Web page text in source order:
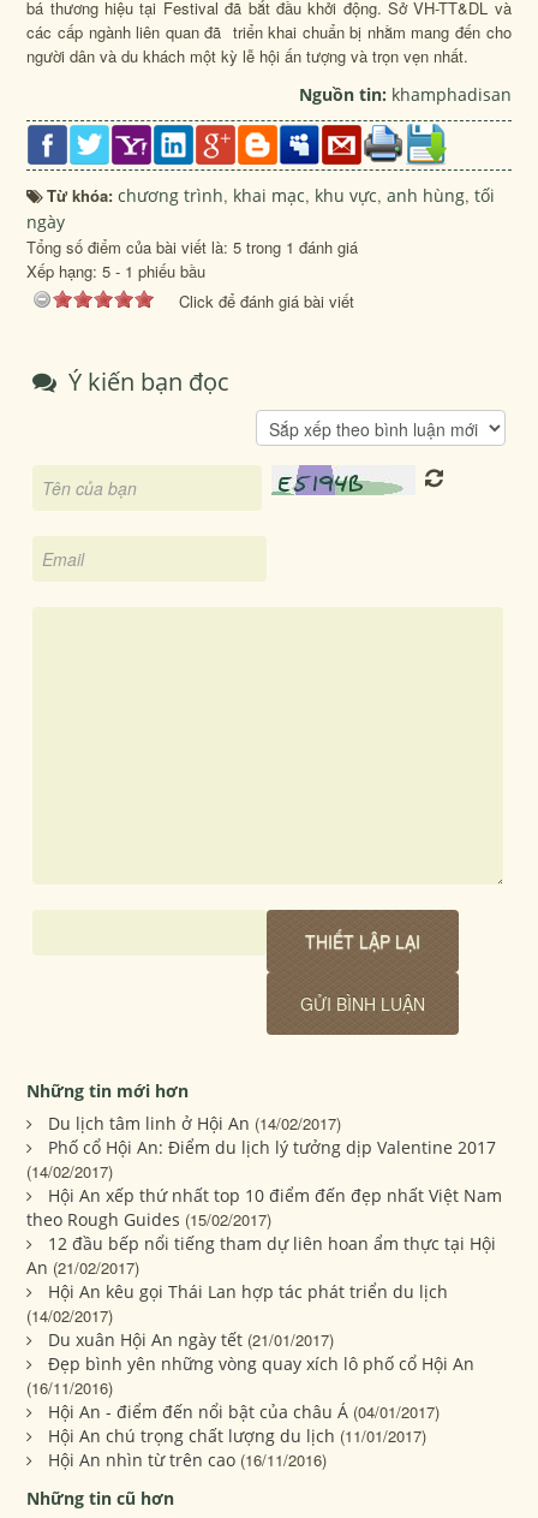
bá thương hiệu tại Festival đã bắt đầu khởi động. Sở VH-TT&DL và
các cấp ngành liên quan đã triển khai chuẩn bị nhằm mang đến cho
người dân và du khách một kỳ lễ hội ấn tượng và trọn vẹn nhất.
Nguồn tin: khamphadisan
Từ khóa:chương trình, khai mạc, khu vực,anh hùng,tối
ngày
Tổng số điểm của bài viết là: 5 trong 1 đánh giá
Xếp hạng:5 - 1 phiếu bầu
Click để đánh giá bài viết
Ý kiến bạn đọc
Những tin mới hơn
Du lịch tâm linh ở Hội An (14/02/2017)
Phố cổ Hội An: Điểm du lịch lý tưởng dịp Valentine 2017
(14/02/2017)
Hội An xếp thứ nhất top 10 điểm đến đẹp nhất Việt Nam
theo Rough Guides (15/02/2017)
12 đầu bếp nổi tiếng tham dự liên hoan ẩm thực tại Hội
An (21/02/2017)
Hội An kêu gọi Thái Lan hợp tác phát triển du lịch
(14/02/2017)
Du xuân Hội An ngày tết (21/01/2017)
Đẹp bình yên những vòng quay xích lô phố cổ Hội An
(16/11/2016)
Hội An - điểm đến nổi bật của châu Á (04/01/2017)
Hội An chú trọng chất lượng du lịch (11/01/2017)
Hội An nhìn từ trên cao (16/11/2016)
Những tin cũ hơn